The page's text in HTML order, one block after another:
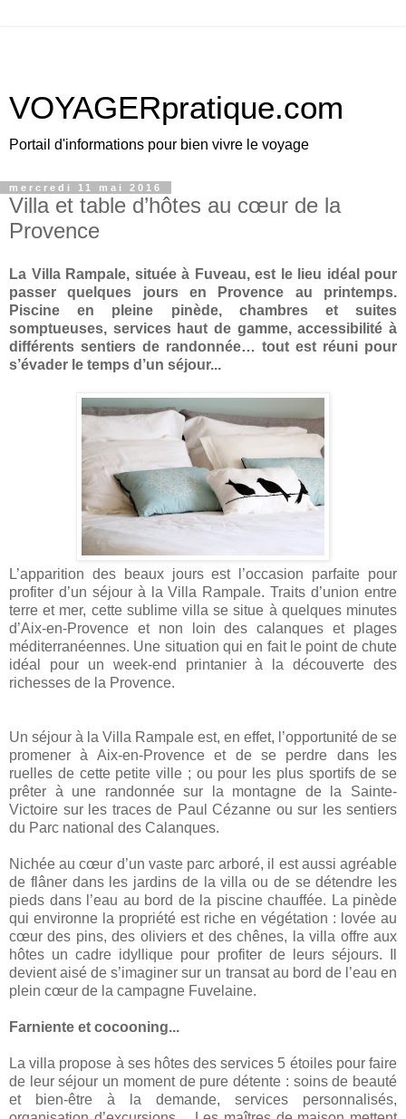
VOYAGERpratique.com
Portail d'informations pour bien vivre le voyage
mercredi 11 mai 2016
Villa et table d’hôtes au cœur de la
Provence
La Villa Rampale, située à Fuveau, est le lieu idéal pour
passer quelques jours en Provence au printemps.
Piscine en pleine pinède, chambres et suites
somptueuses, services haut de gamme, accessibilité à
différents sentiers de randonnée… tout est réuni pour
s’évader le temps d’un séjour...
L’apparition des beaux jours est l’occasion parfaite pour
profiter d’un séjour à la Villa Rampale. Traits d’union entre
terre et mer, cette sublime villa se situe à quelques minutes
d’Aix-en-Provence et non loin des calanques et plages
méditerranéennes. Une situation qui en fait le point de chute
idéal pour un week-end printanier à la découverte des
richesses de la Provence.
Un séjour à la Villa Rampale est, en effet, l’opportunité de se
promener à Aix-en-Provence et de se perdre dans les
ruelles de cette petite ville ; ou pour les plus sportifs de se
prêter à une randonnée sur la montagne de la Sainte-
Victoire sur les traces de Paul Cézanne ou sur les sentiers
du Parc national des Calanques.
Nichée au cœur d’un vaste parc arboré, il est aussi agréable
de flâner dans les jardins de la villa ou de se détendre les
pieds dans l’eau au bord de la piscine chauffée. La pinède
qui environne la propriété est riche en végétation : lovée au
cœur des pins, des oliviers et des chênes, la villa offre aux
hôtes un cadre idyllique pour profiter de leurs séjours. Il
devient aisé de s’imaginer sur un transat au bord de l’eau en
plein cœur de la campagne Fuvelaine.
Farniente et cocooning...
La villa propose à ses hôtes des services 5 étoiles pour faire
de leur séjour un moment de pure détente : soins de beauté
et bien-être à la demande, services personnalisés,